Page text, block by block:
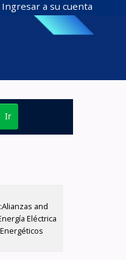
Ingresar a su cuenta
Ir
and
Eléctrica